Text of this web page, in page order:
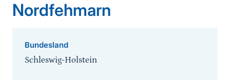
Nordfehmarn
Bundesland
Schleswig-Holstein